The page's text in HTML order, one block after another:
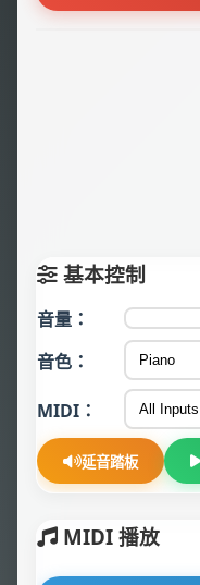
基本控制
音量 ：
音色 ：
MIDI ：
延音踏板
MIDI 播放